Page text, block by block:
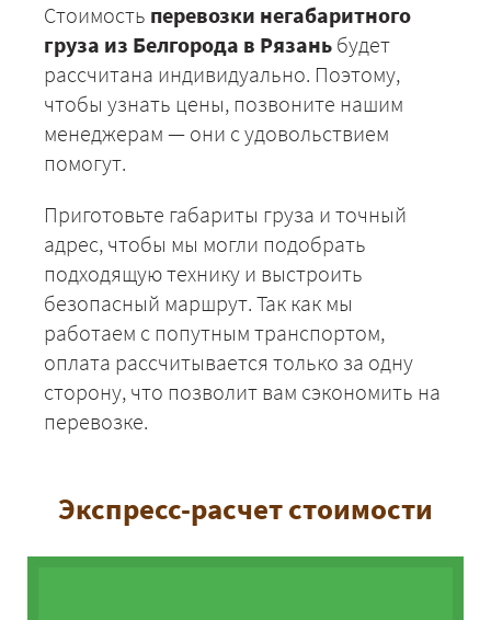
Стоимость перевозки негабаритного
груза из Белгорода в Рязань будет
рассчитана индивидуально. Поэтому,
чтобы узнать цены, позвоните нашим
менеджерам — они с удовольствием
помогут.
Приготовьте габариты груза и точный
адрес, чтобы мы могли подобрать
подходящую технику и выстроить
безопасный маршрут. Так как мы
работаем с попутным транспортом,
оплата рассчитывается только за одну
сторону, что позволит вам сэкономить на
перевозке.
Экспресс-расчет стоимости